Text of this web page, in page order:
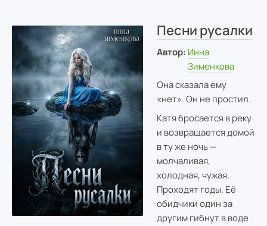
Песни русалки
Автор: Инна
Зименкова
Она сказала ему
«нет». Он не простил.
Катя бросается в реку
и возвращается домой
в ту же ночь —
молчаливая,
холодная, чужая.
Проходят годы. Её
обидчики один за
другим гибнут в воде